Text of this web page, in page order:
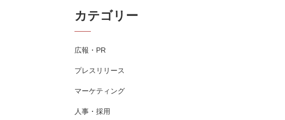
カテゴリー
広報・PR
プレスリリース
マーケティング
人事・採用